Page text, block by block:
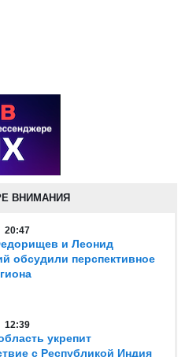
ВНИМАНИЯ
20:47
и Леонид
обсудили перспективное
12:39
укрепит
с Республикой Индия